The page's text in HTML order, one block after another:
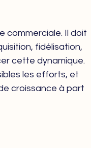
commerciale. Il doit
fidélisation,
cette dynamique.
les efforts, et
croissance à part